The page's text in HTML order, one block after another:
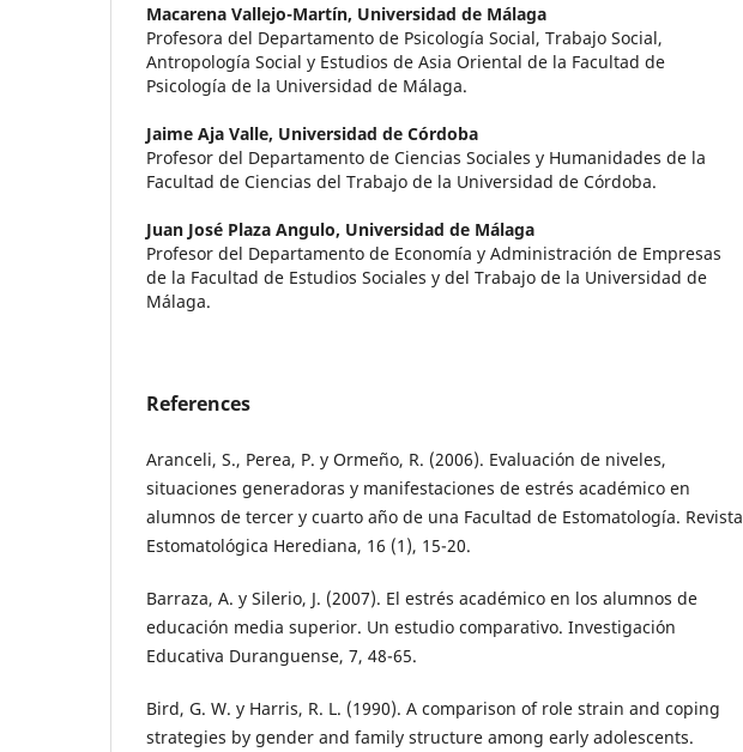
Macarena Vallejo-Martín, Universidad de Málaga
Profesora del Departamento de Psicología Social, Trabajo Social,
Antropología Social y Estudios de Asia Oriental de la Facultad de
Psicología de la Universidad de Málaga.
Jaime Aja Valle, Universidad de Córdoba
Profesor del Departamento de Ciencias Sociales y Humanidades de la
Facultad de Ciencias del Trabajo de la Universidad de Córdoba.
Juan José Plaza Angulo, Universidad de Málaga
Profesor del Departamento de Economía y Administración de Empresas
de la Facultad de Estudios Sociales y del Trabajo de la Universidad de
Málaga.
References
Aranceli, S., Perea, P. y Ormeño, R. (2006). Evaluación de niveles,
situaciones generadoras y manifestaciones de estrés académico en
alumnos de tercer y cuarto año de una Facultad de Estomatología. Revista
Estomatológica Herediana, 16 (1), 15-20.
Barraza, A. y Silerio, J. (2007). El estrés académico en los alumnos de
educación media superior. Un estudio comparativo. Investigación
Educativa Duranguense, 7, 48-65.
Bird, G. W. y Harris, R. L. (1990). A comparison of role strain and coping
strategies by gender and family structure among early adolescents.